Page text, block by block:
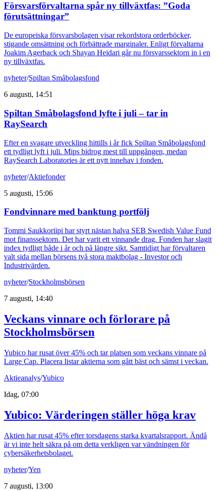
Försvarsförvaltarna spår ny tillväxtfas: ”Goda
förutsättningar”
De europeiska försvarsbolagen visar rekordstora orderböcker,
stigande omsättning och förbättrade marginaler. Enligt förvaltarna
Joakim Agerback och Shayan Heidari går nu försvarssektorn in i en
ny tillväxtfas.
nyheter/Spiltan Småbolagsfond
6 augusti, 14:51
Spiltan Småbolagsfond lyfte i juli – tar in
RaySearch
Efter en svagare utveckling hittills i år fick Spiltan Småbolagsfond
ett tydligt lyft i juli. Mips bidrog mest till uppgången, medan
RaySearch Laboratories är ett nytt innehav i fonden.
nyheter/Aktiefonder
5 augusti, 15:06
Fondvinnare med banktung portfölj
Tommi Saukkoriipi har styrt nästan halva SEB Swedish Value Fund
mot finanssektorn. Det har varit ett vinnande drag. Fonden har slagit
index tydligt både i år och på längre sikt. Samtidigt har förvaltaren
valt sida mellan börsens två stora maktbolag - Investor och
Industrivärden.
nyheter/Stockholmsbörsen
7 augusti, 14:40
Veckans vinnare och förlorare på
Stockholmsbörsen
Yubico har rusat över 45% och tar platsen som veckans vinnare på
Large Cap. Placera listar aktierna som gått bäst och sämst i veckan.
Aktieanalys/Yubico
Idag, 07:00
Yubico: Värderingen ställer höga krav
Aktien har rusat 45% efter torsdagens starka kvartalsrapport. Ändå
är vi inte helt säkra på om detta verkligen var vändningen för
cybersäkerhetsbolaget.
nyheter/Yen
7 augusti, 13:00